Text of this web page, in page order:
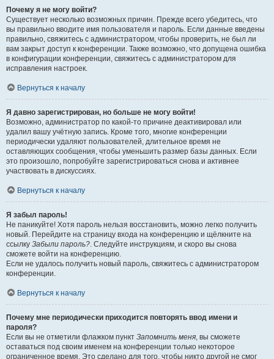
Почему я не могу войти?
Существует несколько возможных причин. Прежде всего убедитесь, что
вы правильно вводите имя пользователя и пароль. Если данные введены
правильно, свяжитесь с администратором, чтобы проверить, не был ли
вам закрыт доступ к конференции. Также возможно, что допущена ошибка
в конфигурации конференции, свяжитесь с администратором для
исправления настроек.
Вернуться к началу
Я давно зарегистрирован, но больше не могу войти!
Возможно, администратор по какой-то причине деактивировал или
удалил вашу учётную запись. Кроме того, многие конференции
периодически удаляют пользователей, длительное время не
оставляющих сообщения, чтобы уменьшить размер базы данных. Если
это произошло, попробуйте зарегистрироваться снова и активнее
участвовать в дискуссиях.
Вернуться к началу
Я забыл пароль!
Не паникуйте! Хотя пароль нельзя восстановить, можно легко получить
новый. Перейдите на страницу входа на конференцию и щёлкните на
ссылку Забыли пароль?. Следуйте инструкциям, и скоро вы снова
сможете войти на конференцию.
Если не удалось получить новый пароль, свяжитесь с администратором
конференции.
Вернуться к началу
Почему мне периодически приходится повторять ввод имени и
пароля?
Если вы не отметили флажком пункт Запомнить меня, вы сможете
оставаться под своим именем на конференции только некоторое
ограниченное время. Это сделано для того, чтобы никто другой не смог